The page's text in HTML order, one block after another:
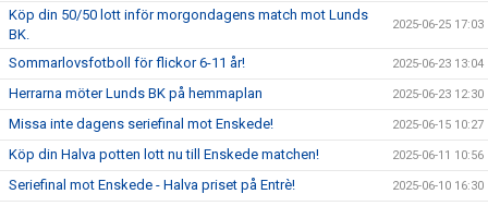
Köp din 50/50 lott inför morgondagens match mot Lunds
BK.
2025-06-25 17:03
Sommarlovsfotboll för flickor 6-11 år! 2025-06-23 13:04
Herrarna möter Lunds BK på hemmaplan 2025-06-23 12:30
Missa inte dagens seriefinal mot Enskede! 2025-06-15 10:27
Köp din Halva potten lott nu till Enskede matchen! 2025-06-11 10:56
Seriefinal mot Enskede - Halva priset på Entrè! 2025-06-10 16:30